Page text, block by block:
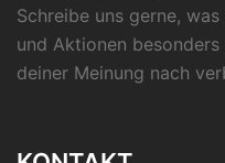
Schreibe uns gerne,
und Aktionen
deiner Meinung nach